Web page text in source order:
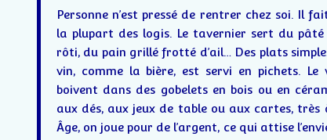
Personne n’est pressé de rentrer chez soi. Il
la plupart des logis. Le tavernier sert du
rôti, du pain grillé frotté d’ail… Des plats
vin, comme la bière, est servi en pichets.
boivent dans des gobelets en bois ou en
aux dés, aux jeux de table ou aux cartes, très
Âge, on joue pour de l’argent, ce qui attise